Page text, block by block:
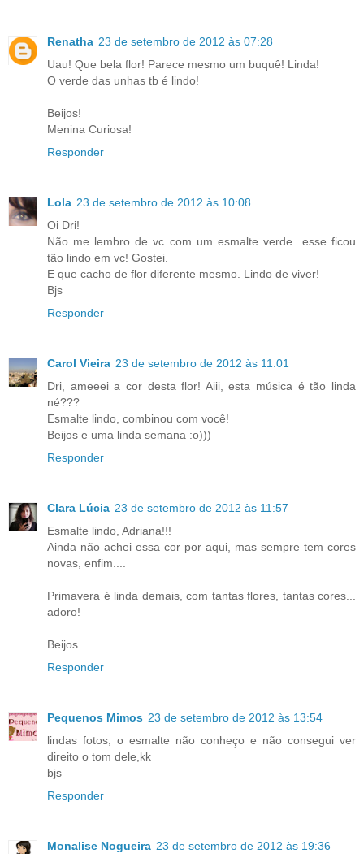
Renatha 23 de setembro de 2012 às 07:28
Uau! Que bela flor! Parece mesmo um buquê! Linda!
O verde das unhas tb é lindo!
Beijos!
Menina Curiosa!
Responder
Lola 23 de setembro de 2012 às 10:08
Oi Dri!
Não me lembro de vc com um esmalte verde...esse ficou
tão lindo em vc! Gostei.
E que cacho de flor diferente mesmo. Lindo de viver!
Bjs
Responder
Carol Vieira 23 de setembro de 2012 às 11:01
Dri, ameeei a cor desta flor! Aiii, esta música é tão linda
né???
Esmalte lindo, combinou com você!
Beijos e uma linda semana :o)))
Responder
Clara Lúcia 23 de setembro de 2012 às 11:57
Esmalte lindo, Adriana!!!
Ainda não achei essa cor por aqui, mas sempre tem cores
novas, enfim....
Primavera é linda demais, com tantas flores, tantas cores...
adoro!
Beijos
Responder
Pequenos Mimos 23 de setembro de 2012 às 13:54
lindas fotos, o esmalte não conheço e não consegui ver
direito o tom dele,kk
bjs
Responder
Monalise Nogueira 23 de setembro de 2012 às 19:36